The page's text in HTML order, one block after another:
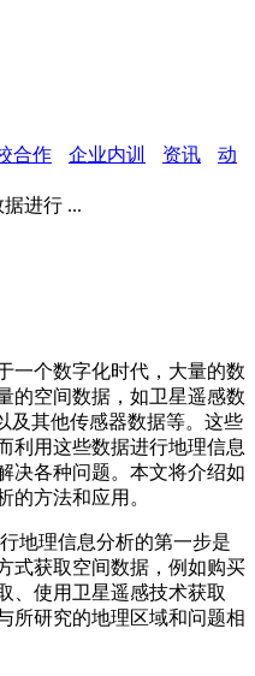
合作 企业内训 资讯
动
进行 ...
一个数字化时代，大量的数
的空间数据，如卫星遥感数
及其他传感器数据等。这些
利用这些数据进行地理信息
决各种问题。本文将介绍如
的方法和应用。
地理信息分析的第一步是
式获取空间数据，例如购买
、使用卫星遥感技术获取
所研究的地理区域和问题相